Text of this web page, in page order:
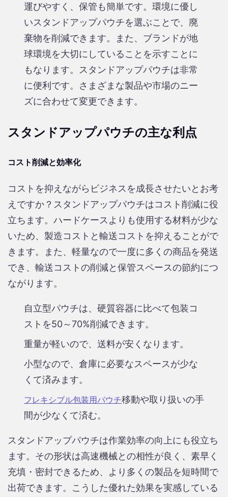
運びやすく、保管も簡単です。環境に優し
いスタンドアップパウチを選ぶことで、廃
棄物を削減できます。また、ブランドが地
球環境を大切にしていることを示すことに
もなります。スタンドアップパウチは非常
に便利です。さまざまな製品や市場のニー
ズに合わせて変更できます。
スタンドアップパウチの主な利点
コスト削減と効率化
コストを抑えながらビジネスを成長させたいとお考
えですか？スタンドアップパウチはコスト削減に役
立ちます。ハードケースよりも使用する材料が少な
いため、製造コストと輸送コストを抑えることがで
きます。また、軽量なので一度に多くの商品を発送
でき、輸送コストの削減と保管スペースの節約につ
ながります。
自立型パウチは、硬質容器に比べて包装コ
ストを50～70%削減できます。
重量が軽いので、送料が安くなります。
小型なので、倉庫に必要なスペースが少な
くて済みます。
フレキシブル包装用パウチ移動や取り扱いの手
間が少なくて済む。
スタンドアップパウチは作業効率の向上にも役立ち
ます。その形状は高速機械との相性が良く、素早く
充填・密封できるため、より多くの製品を短時間で
出荷できます。こうした優れた効果を実感している